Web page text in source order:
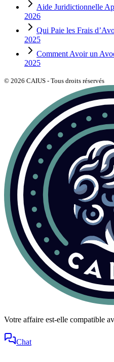
Aide Juridictionnelle
2026
Qui Paie les Frais
2025
Comment Avoir un
2025
© 2026 CAIUS - Tous droits réservés
Votre affaire est-elle compatible
Chat